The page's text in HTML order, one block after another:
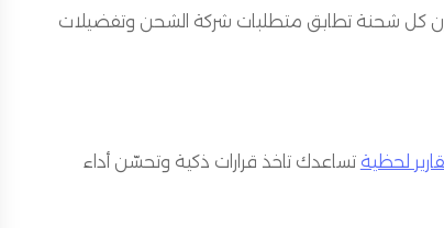
كل شحنة تطابق متطلبات شركة الشحن وتفضيلات
لحظية تساعدك تاخذ قرارات ذكية وتحسّن أداء